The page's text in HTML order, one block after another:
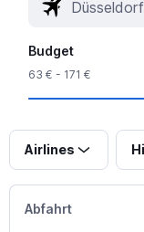
Budget
63 € - 171 €
Airlines
Abfahrt